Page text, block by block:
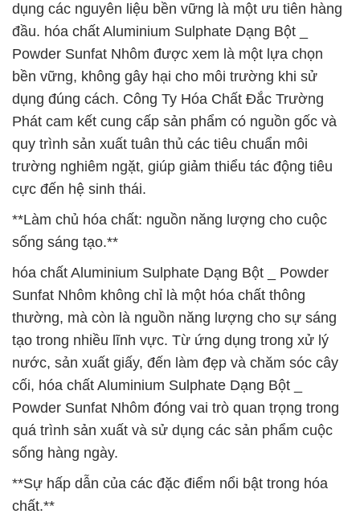
dụng các nguyên liệu bền vững là một ưu tiên hàng
đầu. hóa chất Aluminium Sulphate Dạng Bột _
Powder Sunfat Nhôm được xem là một lựa chọn
bền vững, không gây hại cho môi trường khi sử
dụng đúng cách. Công Ty Hóa Chất Đắc Trường
Phát cam kết cung cấp sản phẩm có nguồn gốc và
quy trình sản xuất tuân thủ các tiêu chuẩn môi
trường nghiêm ngặt, giúp giảm thiểu tác động tiêu
cực đến hệ sinh thái.
**Làm chủ hóa chất: nguồn năng lượng cho cuộc
sống sáng tạo.**
hóa chất Aluminium Sulphate Dạng Bột _ Powder
Sunfat Nhôm không chỉ là một hóa chất thông
thường, mà còn là nguồn năng lượng cho sự sáng
tạo trong nhiều lĩnh vực. Từ ứng dụng trong xử lý
nước, sản xuất giấy, đến làm đẹp và chăm sóc cây
cối, hóa chất Aluminium Sulphate Dạng Bột _
Powder Sunfat Nhôm đóng vai trò quan trọng trong
quá trình sản xuất và sử dụng các sản phẩm cuộc
sống hàng ngày.
**Sự hấp dẫn của các đặc điểm nổi bật trong hóa
chất.**